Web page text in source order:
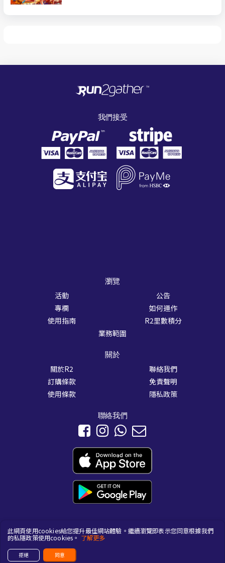
我們接受
瀏覽
活動
公告
專欄
如何運作
使用指南
R2里數積分
業務範圍
關於
關於R2
聯絡我們
訂購條款
免責聲明
使用條款
隱私政策
聯絡我們
Copyright © 2017-2026 Joint Concept Dynamic Limited . All rights
Powered by
此網頁使用cookies給您提升最佳網站體驗。繼續瀏覽即表示您同意根據我們
的私隱政策使用cookies。 了解更多
拒絕 同意